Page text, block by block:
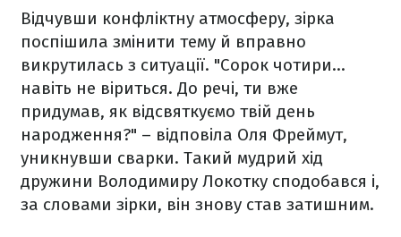
Відчувши конфліктну атмосферу, зірка
поспішила змінити тему й вправно
викрутилась з ситуації. "Сорок чотири...
навіть не віриться. До речі, ти вже
придумав, як відсвяткуємо твій день
народження?" – відповіла Оля Фреймут,
уникнувши сварки. Такий мудрий хід
дружини Володимиру Локотку сподобався і,
за словами зірки, він знову став затишним.